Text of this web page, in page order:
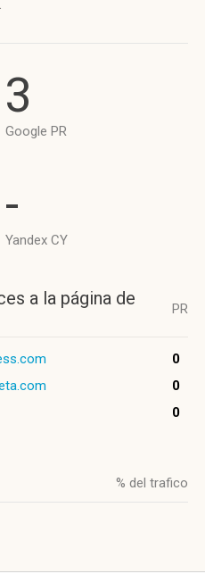
.
3
Google PR
-
Yandex CY
a la página de
PR
0
0
0
% del trafico